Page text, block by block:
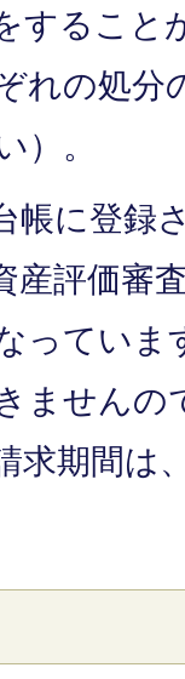
すること
れの処分
）。
帳に登録
産評価審
っていま
ませんの
求期間は